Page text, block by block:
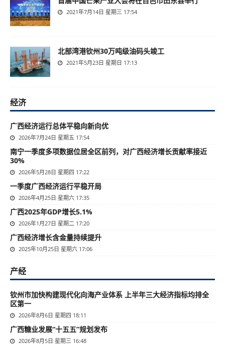
2021年7月14日 星期三 17:54
北部湾港钦州30万吨级油码头竣工
2021年5月23日 星期日 17:13
经济
广西经济运行总体平稳向新向优
2026年7月24日 星期五 17:54
南宁一季度多项数据位居全区前列，对广西经济增长贡献率接近
30%
2026年5月28日 星期四 17:22
一季度广西经济运行平稳开局
2026年4月25日 星期六 17:35
广西2025年GDP增长5.1%
2026年1月27日 星期二 17:20
广西经济增长含金量持续提升
2025年10月25日 星期六 17:06
产经
钦州市加快构建现代化向海产业体系 上半年三大经济指标均排全
区第一
2026年8月6日 星期四 18:11
广西糖业发展“十五五”规划发布
2026年8月5日 星期三 16:48